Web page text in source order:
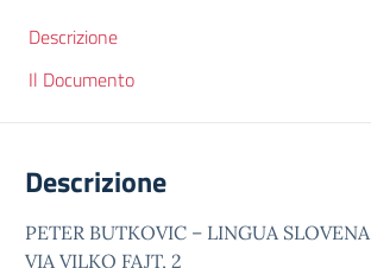
Descrizione
Il Documento
Descrizione
PETER BUTKOVIC – LINGUA SLOVENA
VIA VILKO FAJT, 2